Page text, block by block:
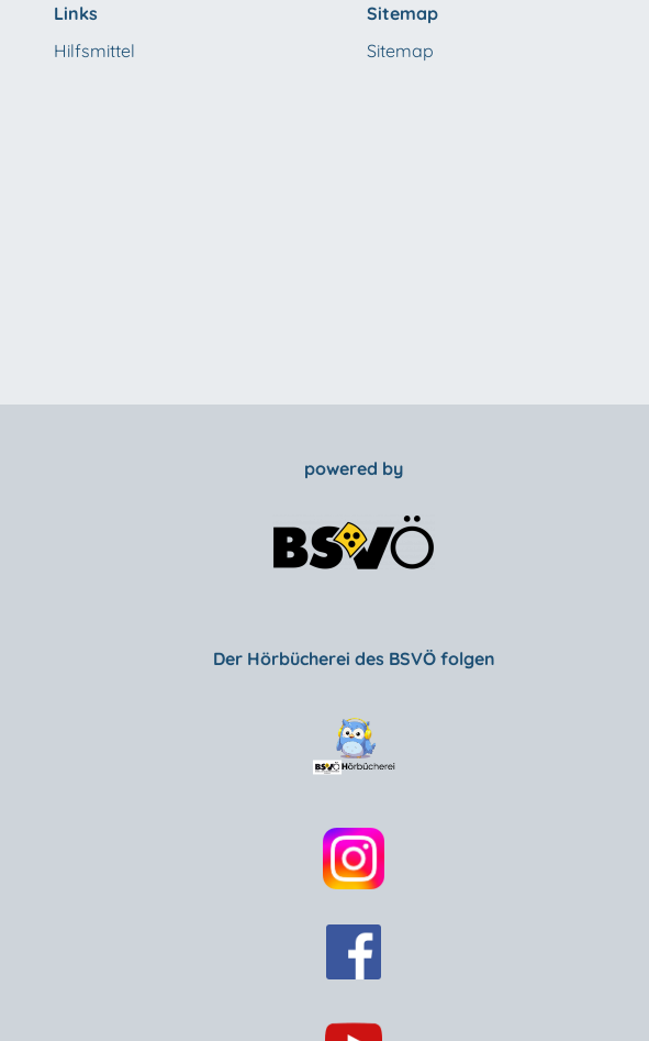
Links
Hilfsmittel
Sitemap
Sitemap
powered by
Der Hörbücherei des BSVÖ folgen